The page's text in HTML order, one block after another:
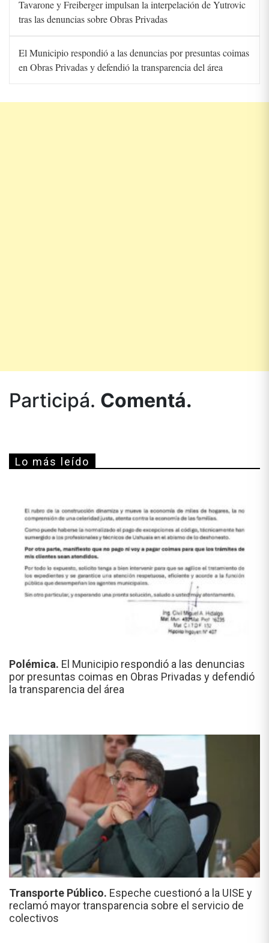
Tavarone y Freiberger impulsan la interpelación de Yutrovic
tras las denuncias sobre Obras Privadas
El Municipio respondió a las denuncias por presuntas coimas
en Obras Privadas y defendió la transparencia del área
Participá. Comentá.
Lo más leído
Polémica. El Municipio respondió a las denuncias
por presuntas coimas en Obras Privadas y defendió
la transparencia del área
Transporte Público. Espeche cuestionó a la UISE y
reclamó mayor transparencia sobre el servicio de
colectivos